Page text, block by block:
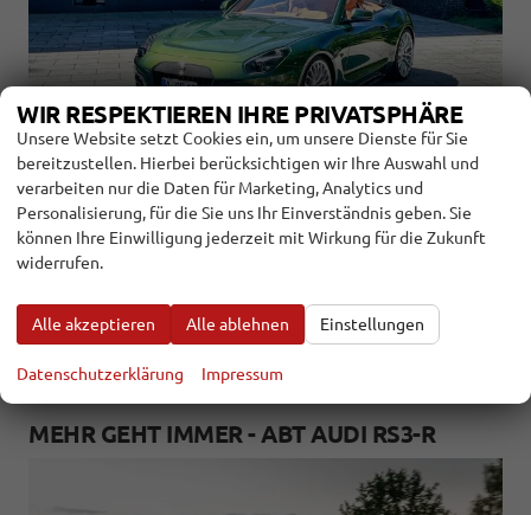
2.9.2022
Er ist wieder da: Während ein paar Investoren mehr schlecht als
meldet sich Friedhelm Wiesmann mit einem neuen Projekt
zurück – und baut den BMW Z4 zum Boldmen CR4 um.
weiterlesen
MEHR GEHT IMMER - ABT AUDI RS3-R
WIR RESPEKTIEREN IHRE PRIVATSPHÄRE
Unsere Website setzt Cookies ein, um unsere Dienste für Sie
bereitzustellen. Hierbei berücksichtigen wir Ihre Auswahl und
verarbeiten nur die Daten für Marketing, Analytics und
Personalisierung, für die Sie uns Ihr Einverständnis geben. Sie
können Ihre Einwilligung jederzeit mit Wirkung für die Zukunft
widerrufen.
Alle akzeptieren Alle ablehnen Einstellungen
Datenschutzerklärung Impressum